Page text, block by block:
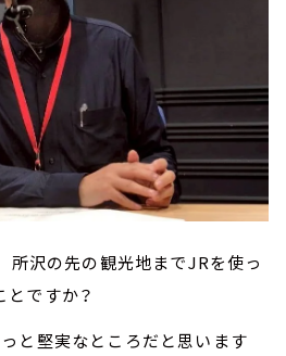
所沢の先の観光地までJRを使っ
ですか？
と堅実なところだと思います